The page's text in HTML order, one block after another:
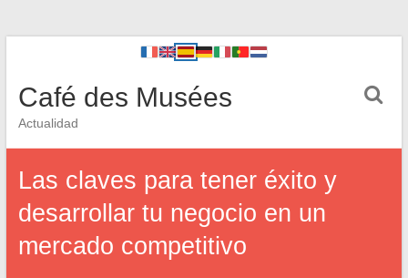
Café des Musées
Actualidad
Las claves para tener éxito y
desarrollar tu negocio en un
mercado competitivo